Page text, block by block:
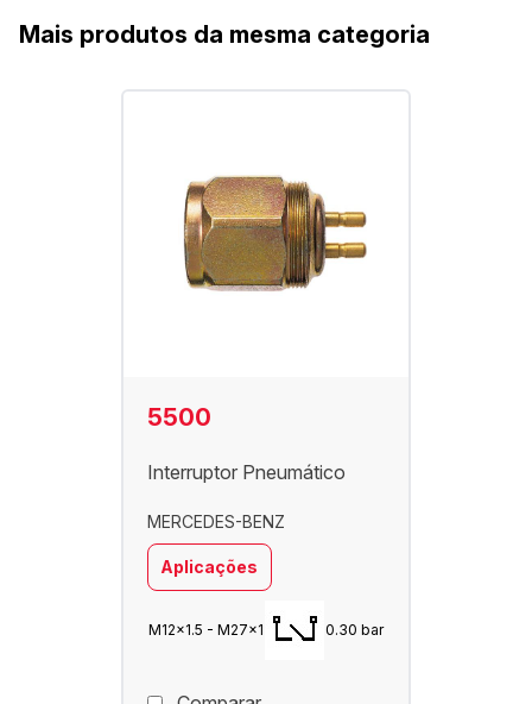
Mais produtos da mesma categoria
5500
Interruptor Pneumático
MERCEDES-BENZ
Aplicações
M12x1.5 - M27x1 0.30 bar